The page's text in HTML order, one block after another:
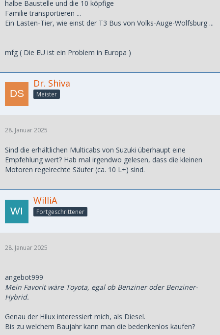
halbe Baustelle und die 10 köpfige
Familie transportieren ...
Ein Lasten-Tier, wie einst der T3 Bus von Volks-Auge-Wolfsburg ...
mfg ( Die EU ist ein Problem in Europa )
Dr. Shiva
Meister
28. Januar 2025
Sind die erhältlichen Multicabs von Suzuki überhaupt eine
Empfehlung wert? Hab mal irgendwo gelesen, dass die kleinen
Motoren regelrechte Säufer (ca. 10 L+) sind.
WilliA
Fortgeschrittener
28. Januar 2025
angebot999
Mein Favorit wäre Toyota, egal ob Benziner oder Benziner-
Hybrid.
Genau der Hilux interessiert mich, als Diesel.
Bis zu welchem Baujahr kann man die bedenkenlos kaufen?